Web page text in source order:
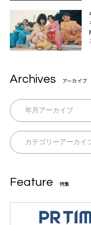
Archives アーカイブ
Feature 特集